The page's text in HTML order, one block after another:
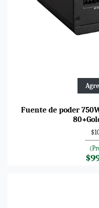
Fuente de poder